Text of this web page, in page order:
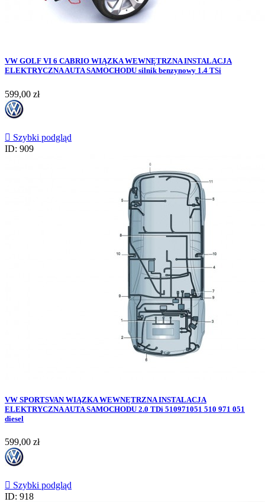
VW GOLF VI 6 CABRIO WIĄZKA WEWNĘTRZNA INSTALACJA
ELEKTRYCZNA AUTA SAMOCHODU silnik benzynowy 1.4 TSi
Cena
599,00 zł
 Szybki podgląd
ID: 909
VW SPORTSVAN WIĄZKA WEWNĘTRZNA INSTALACJA
ELEKTRYCZNA AUTA SAMOCHODU 2.0 TDi 510971051 510 971 051
diesel
Cena
599,00 zł
 Szybki podgląd
ID: 918